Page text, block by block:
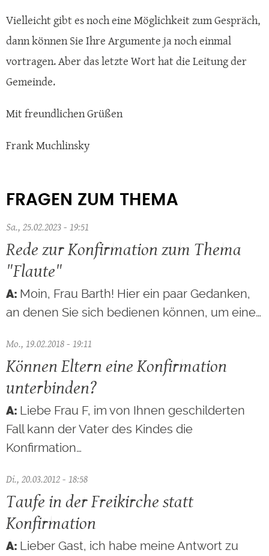
Vielleicht gibt es noch eine Möglichkeit zum Gespräch,
dann können Sie Ihre Argumente ja noch einmal
vortragen. Aber das letzte Wort hat die Leitung der
Gemeinde.
Mit freundlichen Grüßen
Frank Muchlinsky
FRAGEN ZUM THEMA
Sa., 25.02.2023 - 19:51
Rede zur Konfirmation zum Thema
"Flaute"
Moin, Frau Barth! Hier ein paar Gedanken,
an denen Sie sich bedienen können, um eine…
Mo., 19.02.2018 - 19:11
Können Eltern eine Konfirmation
unterbinden?
Liebe Frau F, im von Ihnen geschilderten
Fall kann der Vater des Kindes die
Konfirmation…
Di., 20.03.2012 - 18:58
Taufe in der Freikirche statt
Konfirmation
Lieber Gast, ich habe meine Antwort zu